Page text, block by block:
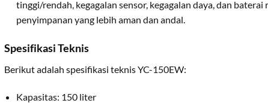
tinggi/rendah, kegagalan sensor, kegagalan daya, dan
penyimpanan yang lebih aman dan andal.
Spesifikasi Teknis
Berikut adalah spesifikasi teknis YC-150EW:
Kapasitas: 150 liter